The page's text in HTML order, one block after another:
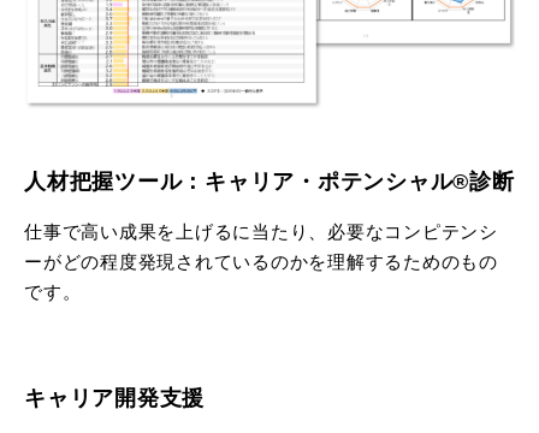
人材把握ツール：キャリア・ポテンシャル®診断
仕事で高い成果を上げるに当たり、必要なコンピテンシ
ーがどの程度発現されているのかを理解するためのもの
です。
キャリア開発支援